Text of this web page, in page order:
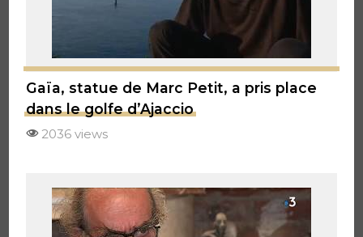
Gaïa, statue de Marc Petit, a pris place
dans le golfe d’Ajaccio
2036 views